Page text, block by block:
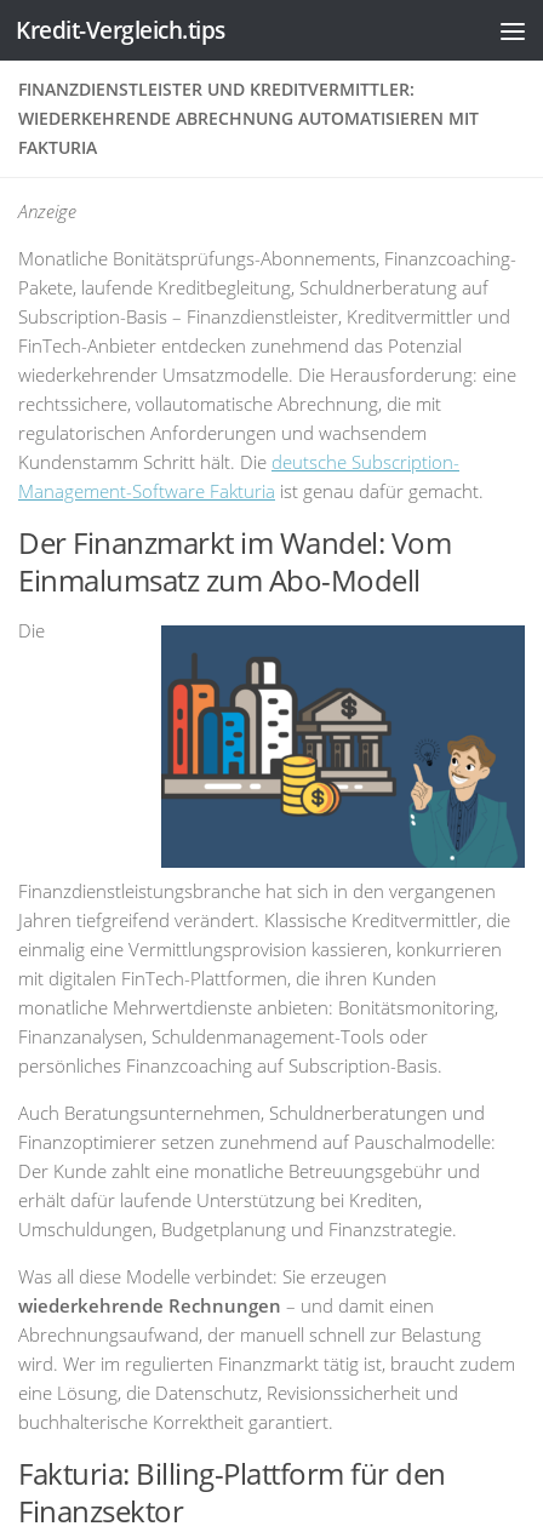
Zum Inhalt springen
Kredit-Vergleich.tips
FINANZDIENSTLEISTER UND KREDITVERMITTLER:
WIEDERKEHRENDE ABRECHNUNG AUTOMATISIEREN MIT
FAKTURIA
Anzeige
Monatliche Bonitätsprüfungs-Abonnements, Finanzcoaching-
Pakete, laufende Kreditbegleitung, Schuldnerberatung auf
Subscription-Basis – Finanzdienstleister, Kreditvermittler und
FinTech-Anbieter entdecken zunehmend das Potenzial
wiederkehrender Umsatzmodelle. Die Herausforderung: eine
rechtssichere, vollautomatische Abrechnung, die mit
regulatorischen Anforderungen und wachsendem
Kundenstamm Schritt hält. Die deutsche Subscription-
Management-Software Fakturia ist genau dafür gemacht.
Der Finanzmarkt im Wandel: Vom
Einmalumsatz zum Abo-Modell
Die
Finanzdienstleistungsbranche hat sich in den vergangenen
Jahren tiefgreifend verändert. Klassische Kreditvermittler, die
einmalig eine Vermittlungsprovision kassieren, konkurrieren
mit digitalen FinTech-Plattformen, die ihren Kunden
monatliche Mehrwertdienste anbieten: Bonitätsmonitoring,
Finanzanalysen, Schuldenmanagement-Tools oder
persönliches Finanzcoaching auf Subscription-Basis.
Auch Beratungsunternehmen, Schuldnerberatungen und
Finanzoptimierer setzen zunehmend auf Pauschalmodelle:
Der Kunde zahlt eine monatliche Betreuungsgebühr und
erhält dafür laufende Unterstützung bei Krediten,
Umschuldungen, Budgetplanung und Finanzstrategie.
Was all diese Modelle verbindet: Sie erzeugen
wiederkehrende Rechnungen – und damit einen
Abrechnungsaufwand, der manuell schnell zur Belastung
wird. Wer im regulierten Finanzmarkt tätig ist, braucht zudem
eine Lösung, die Datenschutz, Revisionssicherheit und
buchhalterische Korrektheit garantiert.
Fakturia: Billing-Plattform für den
Finanzsektor